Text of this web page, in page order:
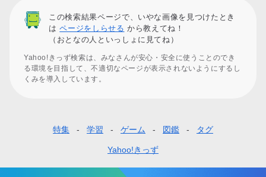
この検索結果ページで、いやな画像を見つけたとき
はページをしらせる から教えてね！
（おとなの人といっしょに見てね）
Yahoo!きっず検索は、みなさんが安心・安全に使うことのでき
る環境を目指して、不適切なページが表示されないようにするし
くみを導入しています。
タ
特集 学習 ゲーム 図鑑 タグ
Yahoo!きっず